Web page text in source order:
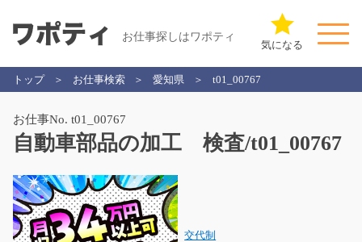
お仕事探しはワポティ
気になる
トップ お仕事検索 愛知県 t01_00767
お仕事No. t01_00767
自動車部品の加工 検査/t01_00767
交代制